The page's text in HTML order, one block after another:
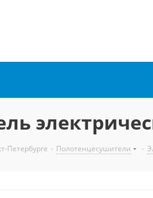
Петербурге - Полотенцесушители -